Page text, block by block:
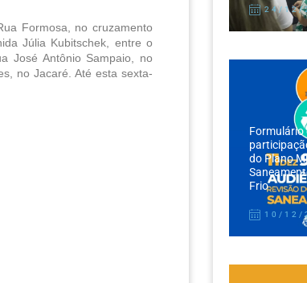
Formosa, no cruzamento
Júlia Kubitschek, entre o
José Antônio Sampaio, no
no Jacaré. Até esta sexta-
24/12/
Formulário
do Plano
Frio
10/12/